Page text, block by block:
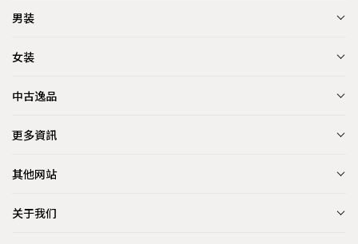
男装
女装
中古逸品
更多資訊
其他网站
关于我们